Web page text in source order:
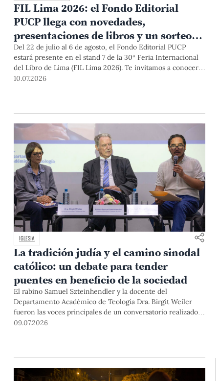
FIL Lima 2026: el Fondo Editorial
PUCP llega con novedades,
presentaciones de libros y un sorteo
para sus lectores
Del 22 de julio al 6 de agosto, el Fondo Editorial PUCP
estará presente en el stand 7 de la 30ª Feria Internacional
del Libro de Lima (FIL Lima 2026). Te invitamos a conocer
nuestras novedades editoriales, asistir a cinco actividades
10.07.2026
IGLESIA
La tradición judía y el camino sinodal
católico: un debate para tender
puentes en beneficio de la sociedad
El rabino Samuel Szteinhendler y la docente del
Departamento Académico de Teología Dra. Birgit Weiler
fueron las voces principales de un conversatorio realizado
recientemente en la PUCP, en el cual se resaltó la
09.07.2026